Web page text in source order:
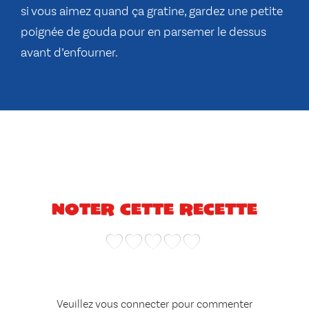
si vous aimez quand ça gratine, gardez une petite
poignée de gouda pour en parsemer le dessus
avant d’enfourner.
Noter cette recette
Veuillez vous connecter pour commenter